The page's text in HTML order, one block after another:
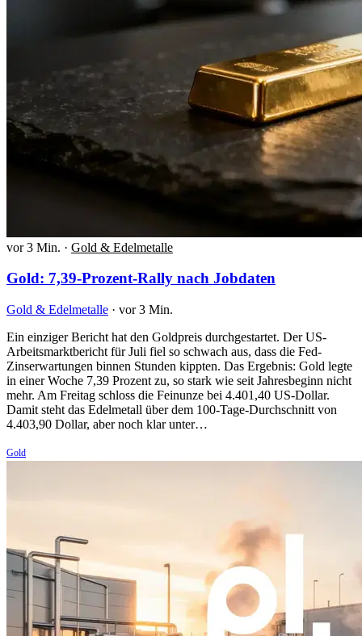
vor 3 Min. · Gold & Edelmetalle
Gold: 7,39-Prozent-Rally nach Jobdaten
Gold & Edelmetalle · vor 3 Min.
Ein einziger Bericht hat den Goldpreis durchgestartet. Der US-
Arbeitsmarktbericht für Juli fiel so schwach aus, dass die Fed-
Zinserwartungen binnen Stunden kippten. Das Ergebnis: Gold legte
in einer Woche 7,39 Prozent zu, so stark wie seit Jahresbeginn nicht
mehr. Am Freitag schloss die Feinunze bei 4.401,40 US-Dollar.
Damit steht das Edelmetall über dem 100-Tage-Durchschnitt von
4.403,90 Dollar, aber noch klar unter…
Gold